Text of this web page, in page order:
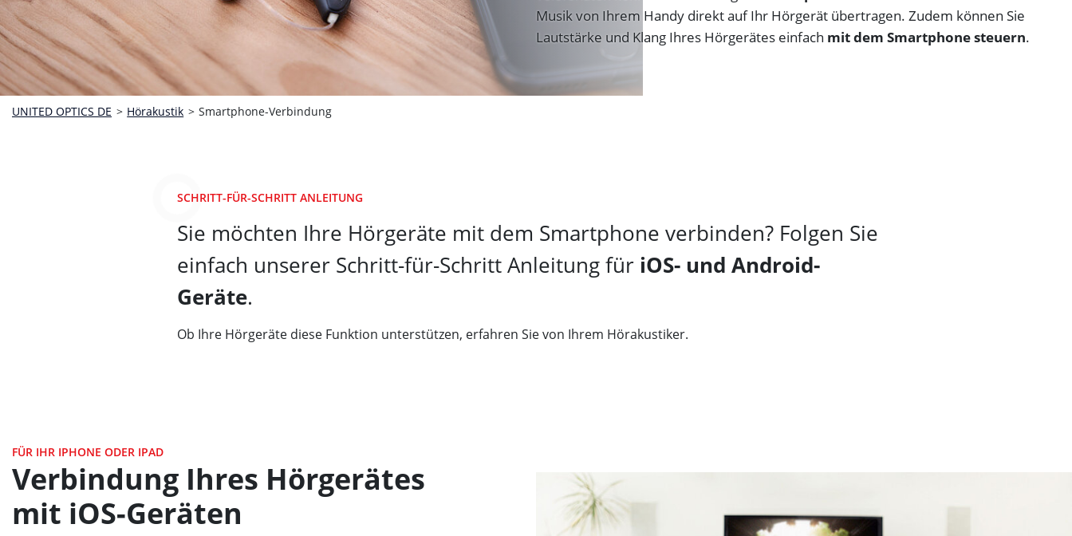
Musik von Ihrem Handy direkt auf Ihr Hörgerät übertragen. Zudem können Sie
Lautstärke und Klang Ihres Hörgerätes einfach mit dem Smartphone steuern.
UNITED OPTICS DE > Hörakustik > Smartphone-Verbindung
SCHRITT-FÜR-SCHRITT ANLEITUNG
Sie möchten Ihre Hörgeräte mit dem Smartphone verbinden? Folgen Sie
einfach unserer Schritt-für-Schritt Anleitung für iOS- und Android-
Geräte.
Ob Ihre Hörgeräte diese Funktion unterstützen, erfahren Sie von Ihrem Hörakustiker.
FÜR IHR IPHONE ODER IPAD
Verbindung Ihres Hörgerätes
mit iOS-Geräten